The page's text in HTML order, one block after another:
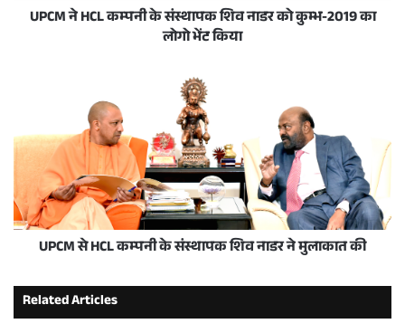
UPCM ने HCL कम्पनी के संस्थापक शिव नाडर को कुम्भ-2019 का
लोगो भेंट किया
UPCM से HCL कम्पनी के संस्थापक शिव नाडर ने मुलाकात की
Related Articles